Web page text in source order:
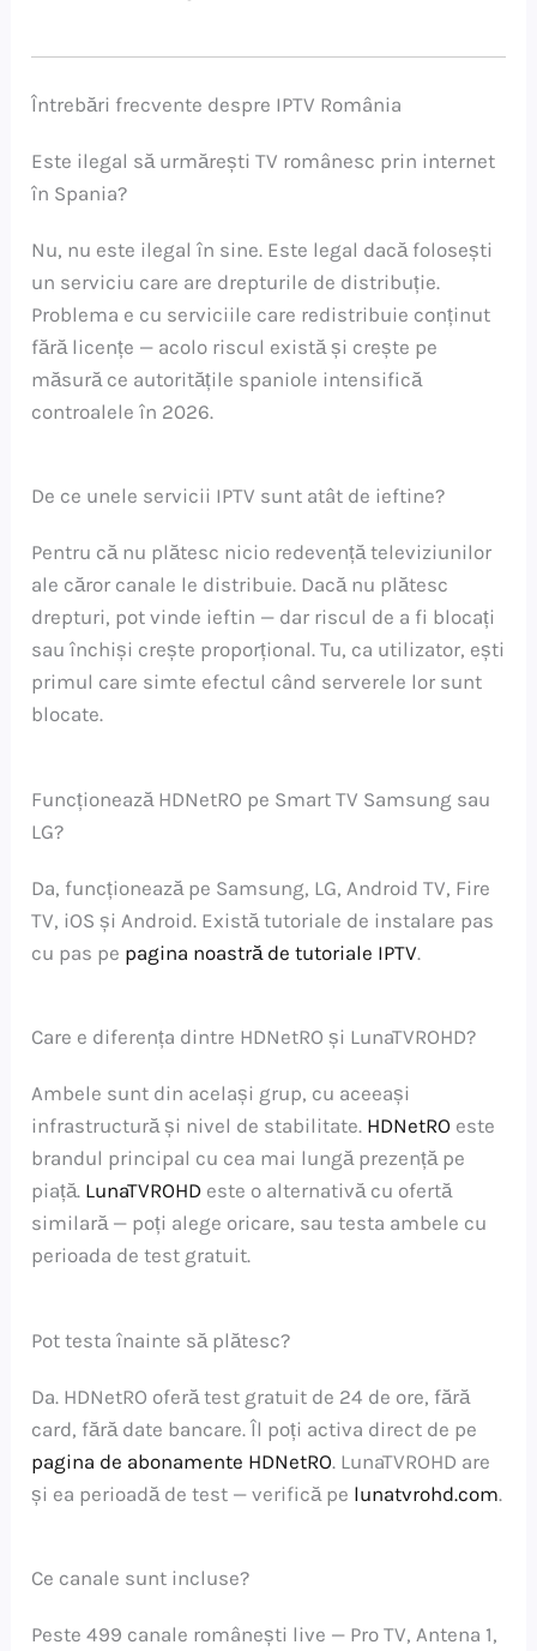
Întrebări frecvente despre IPTV România
Este ilegal să urmărești TV românesc prin internet
în Spania?
Nu, nu este ilegal în sine. Este legal dacă folosești
un serviciu care are drepturile de distribuție.
Problema e cu serviciile care redistribuie conținut
fără licențe — acolo riscul există și crește pe
măsură ce autoritățile spaniole intensifică
controalele în 2026.
De ce unele servicii IPTV sunt atât de ieftine?
Pentru că nu plătesc nicio redevență televiziunilor
ale căror canale le distribuie. Dacă nu plătesc
drepturi, pot vinde ieftin — dar riscul de a fi blocați
sau închiși crește proporțional. Tu, ca utilizator, ești
primul care simte efectul când serverele lor sunt
blocate.
Funcționează HDNetRO pe Smart TV Samsung sau
LG?
Da, funcționează pe Samsung, LG, Android TV, Fire
TV, iOS și Android. Există tutoriale de instalare pas
cu pas pe pagina noastră de tutoriale IPTV.
Care e diferența dintre HDNetRO și LunaTVROHD?
Ambele sunt din același grup, cu aceeași
infrastructură și nivel de stabilitate. HDNetRO este
brandul principal cu cea mai lungă prezență pe
piață. LunaTVROHD este o alternativă cu ofertă
similară — poți alege oricare, sau testa ambele cu
perioada de test gratuit.
Pot testa înainte să plătesc?
Da. HDNetRO oferă test gratuit de 24 de ore, fără
card, fără date bancare. Îl poți activa direct de pe
pagina de abonamente HDNetRO. LunaTVROHD are
și ea perioadă de test — verifică pe lunatvrohd.com.
Ce canale sunt incluse?
Peste 499 canale românești live — Pro TV, Antena 1,